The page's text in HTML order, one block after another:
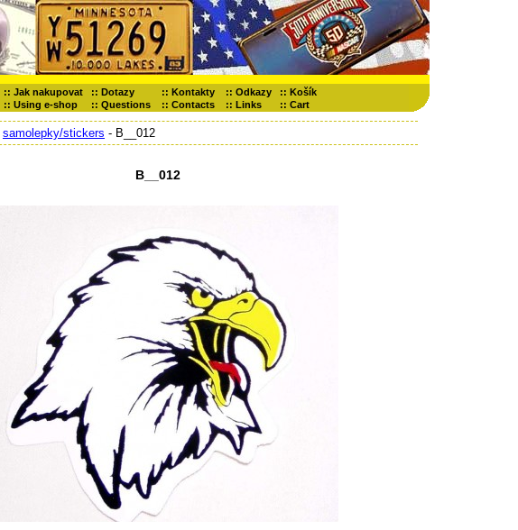
:: Jak nakupovat :: Dotazy :: Kontakty :: Odkazy :: Košík
:: Using e-shop :: Questions :: Contacts :: Links :: Cart
samolepky/stickers - B__012
B__012